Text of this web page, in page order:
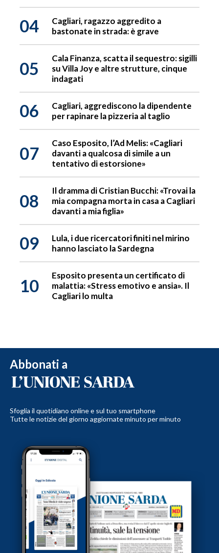
04
Cagliari, ragazzo aggredito a
bastonate in strada: è grave
05
Cala Finanza, scatta il sequestro: sigilli
su Villa Joy e altre strutture, cinque
indagati
06
Cagliari, aggrediscono la dipendente
per rapinare la pizzeria al taglio
07
Caso Esposito, l’Ad Melis: «Cagliari
davanti a qualcosa di simile a un
tentativo di estorsione»
08
Il dramma di Cristian Bucchi: «Trovai la
mia compagna morta in casa a Cagliari
davanti a mia figlia»
09
Lula, i due ricercatori finiti nel mirino
hanno lasciato la Sardegna
10
Esposito presenta un certificato di
malattia: «Stress emotivo e ansia». Il
Cagliari lo multa
Abbonati a
Sfoglia il quotidiano online e sul tuo smartphone
Tutte le notizie del giorno aggiornate minuto per minuto